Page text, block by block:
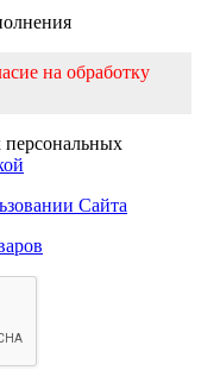
на обработку
персональных
Сайта